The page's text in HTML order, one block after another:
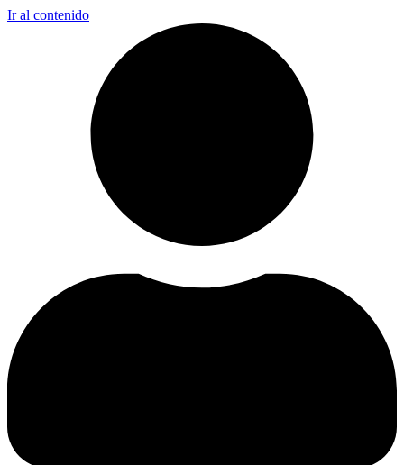
Ir al contenido